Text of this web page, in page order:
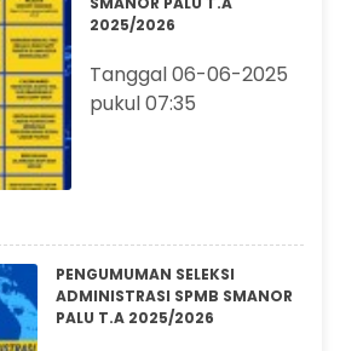
2025/2026
Tanggal 06-06-2025
pukul 07:35
PENGUMUMAN SELEKSI
ADMINISTRASI SPMB SMANOR
PALU T.A 2025/2026